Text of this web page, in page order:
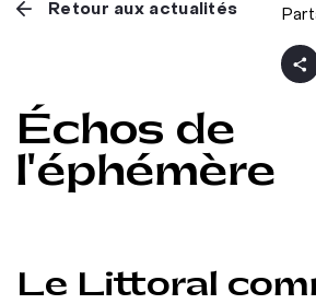
Retour aux actualités
Échos de
l'éphémère
Le Littoral